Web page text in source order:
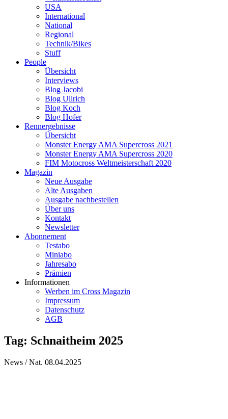
USA
International
National
Regional
Technik/Bikes
Stuff
People
Übersicht
Interviews
Blog Jacobi
Blog Ullrich
Blog Koch
Blog Hofer
Rennergebnisse
Übersicht
Monster Energy AMA Supercross 2021
Monster Energy AMA Supercross 2020
FIM Motocross Weltmeisterschaft 2020
Magazin
Neue Ausgabe
Alte Ausgaben
Ausgabe nachbestellen
Über uns
Kontakt
Newsletter
Abonnement
Testabo
Miniabo
Jahresabo
Prämien
Informationen
Werben im Cross Magazin
Impressum
Datenschutz
AGB
Tag: Schnaitheim 2025
News / Nat. 08.04.2025